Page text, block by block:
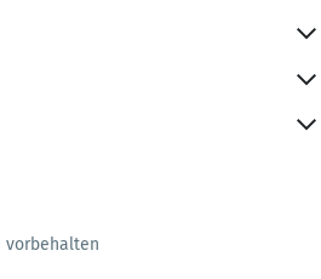
vorbehalten